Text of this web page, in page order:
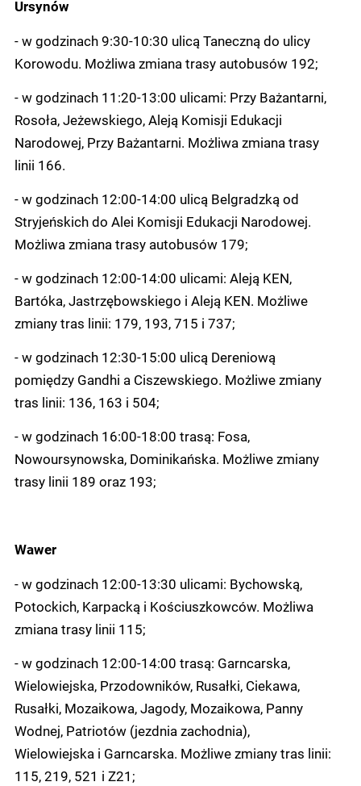
Ursynów
- w godzinach 9:30-10:30 ulicą Taneczną do ulicy
Korowodu. Możliwa zmiana trasy autobusów 192;
- w godzinach 11:20-13:00 ulicami: Przy Bażantarni,
Rosoła, Jeżewskiego, Aleją Komisji Edukacji
Narodowej, Przy Bażantarni. Możliwa zmiana trasy
linii 166.
- w godzinach 12:00-14:00 ulicą Belgradzką od
Stryjeńskich do Alei Komisji Edukacji Narodowej.
Możliwa zmiana trasy autobusów 179;
- w godzinach 12:00-14:00 ulicami: Aleją KEN,
Bartóka, Jastrzębowskiego i Aleją KEN. Możliwe
zmiany tras linii: 179, 193, 715 i 737;
- w godzinach 12:30-15:00 ulicą Dereniową
pomiędzy Gandhi a Ciszewskiego. Możliwe zmiany
tras linii: 136, 163 i 504;
- w godzinach 16:00-18:00 trasą: Fosa,
Nowoursynowska, Dominikańska. Możliwe zmiany
trasy linii 189 oraz 193;
Wawer
- w godzinach 12:00-13:30 ulicami: Bychowską,
Potockich, Karpacką i Kościuszkowców. Możliwa
zmiana trasy linii 115;
- w godzinach 12:00-14:00 trasą: Garncarska,
Wielowiejska, Przodowników, Rusałki, Ciekawa,
Rusałki, Mozaikowa, Jagody, Mozaikowa, Panny
Wodnej, Patriotów (jezdnia zachodnia),
Wielowiejska i Garncarska. Możliwe zmiany tras linii:
115, 219, 521 i Z21;